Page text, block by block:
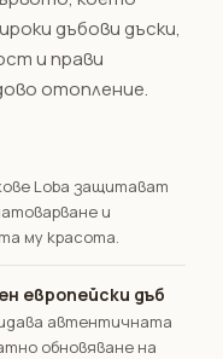
дъбови дъски,
и прави
отопление.
Loba защитават
и
му красота.
европейски дъб
автентичната
обновяване на